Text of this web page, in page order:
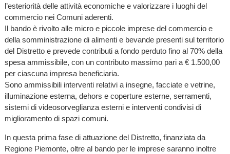
l’esteriorità delle attività economiche e valorizzare i luoghi del
commercio nei Comuni aderenti.
Il bando è rivolto alle micro e piccole imprese del commercio e
della somministrazione di alimenti e bevande presenti sul territorio
del Distretto e prevede contributi a fondo perduto fino al 70% della
spesa ammissibile, con un contributo massimo pari a € 1.500,00
per ciascuna impresa beneficiaria.
Sono ammissibili interventi relativi a insegne, facciate e vetrine,
illuminazione esterna, dehors e coperture esterne, serramenti,
sistemi di videosorveglianza esterni e interventi condivisi di
miglioramento di spazi comuni.
In questa prima fase di attuazione del Distretto, finanziata da
Regione Piemonte, oltre al bando per le imprese saranno inoltre